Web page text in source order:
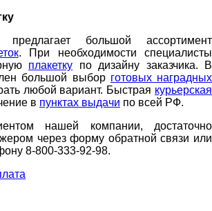
большой ассортимент
. При необходимости специалисты
плакетку по дизайну заказчика. В
большой выбор готовых наградных
любой вариант. Быстрая курьерская
в пунктах выдачи по всей РФ.
нашей компании, достаточно
через форму обратной связи или
8-800-333-92-98.